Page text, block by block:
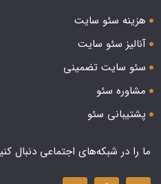
هزینه سئو سایت
آنالیز سئو سایت
سئو سایت تضمینی
مشاوره سئو
پشتیبانی سئو
ما را در شبکه‌های اجتماعی دنبال